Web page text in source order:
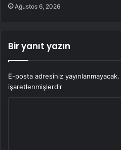
Ağustos 6, 2026
Bir yanıt yazın
E-posta adresiniz yayınlanmayacak.
işaretlenmişlerdir